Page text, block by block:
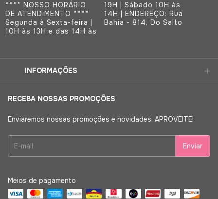
**** NOSSO HORÁRIO
DE ATENDIMENTO ****
Segunda à Sexta-feira |
10H às 13H e das 14H às
19H | Sábado 10H às
14H | ENDEREÇO: Rua
Bahia - 814, Do Salto
INFORMAÇÕES
RECEBA NOSSAS PROMOÇÕES
Enviaremos nossas promoções e novidades. APROVEITE!
Meios de pagamento